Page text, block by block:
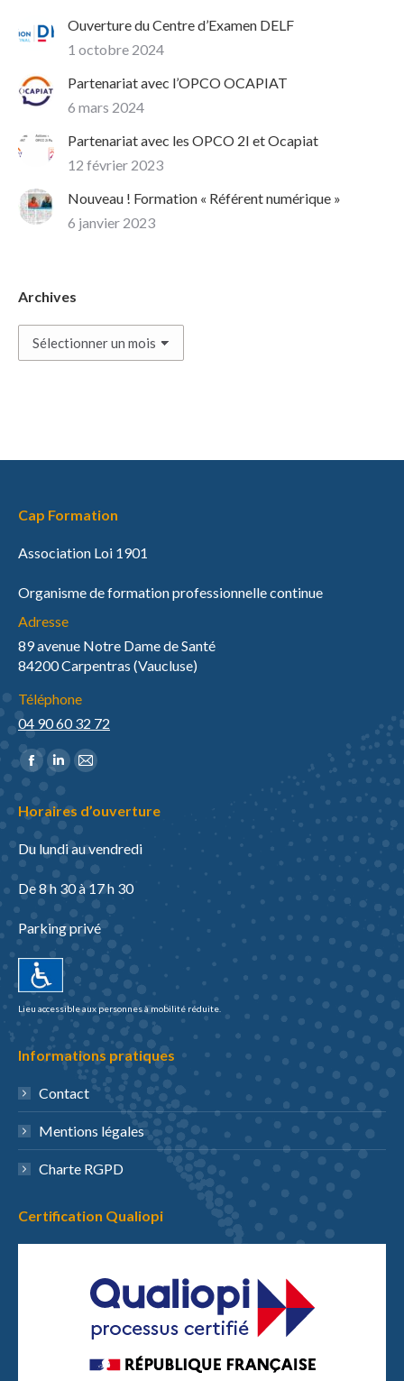
Ouverture du Centre d’Examen DELF
1 octobre 2024
Partenariat avec l’OPCO OCAPIAT
6 mars 2024
Partenariat avec les OPCO 2I et Ocapiat
12 février 2023
Nouveau ! Formation « Référent numérique »
6 janvier 2023
Archives
Cap Formation
Association Loi 1901
Organisme de formation professionnelle continue
Adresse
89 avenue Notre Dame de Santé
84200 Carpentras (Vaucluse)
Téléphone
04 90 60 32 72
Trouvez nous sur :
La
Facebook
s'ouvre
une
fenêtre
La
LinkedIn
s'ouvre
une
fenêtre
La
E-
dans
nouvelle
Horaires d’ouverture
Du lundi au vendredi
De 8 h 30 à 17 h 30
Parking privé
Lieu accessible aux personnes à mobilité réduite.
Informations pratiques
Contact
Mentions légales
Charte RGPD
Certification Qualiopi